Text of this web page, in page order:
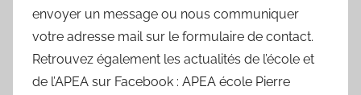
envoyer un message ou nous communiquer
votre adresse mail sur le formulaire de contact.
Retrouvez également les actualités de l’école et
de l’APEA sur Facebook : APEA école Pierre